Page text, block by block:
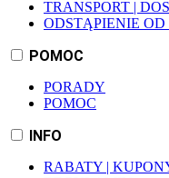
TRANSPORT |
ODSTĄPIENIE
POMOC
PORADY
POMOC
INFO
RABATY |